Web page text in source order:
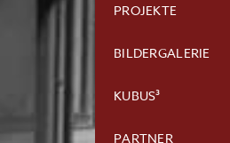
PROJEKTE
BILDERGALERIE
KUBUS³
PARTNER